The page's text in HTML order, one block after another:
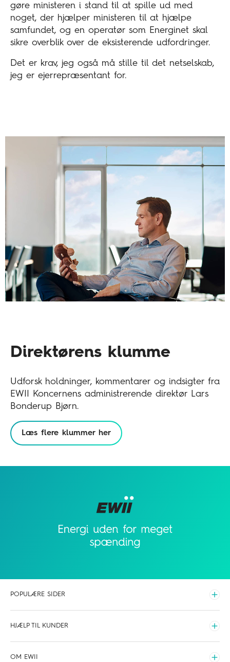
gøre ministeren i stand til at spille ud med
noget, der hjælper ministeren til at hjælpe
samfundet, og en operatør som Energinet skal
sikre overblik over de eksisterende udfordringer.
Det er krav, jeg også må stille til det netselskab,
jeg er ejerrepræsentant for.
Direktørens klumme
Udforsk holdninger, kommentarer og indsigter fra
EWII Koncernens administrerende direktør Lars
Bonderup Bjørn.
Læs flere klummer her
POPULÆRE SIDER
HJÆLP TIL KUNDER
OM EWII